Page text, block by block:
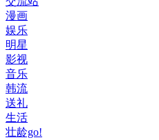
漫画
娱乐
明星
影视
音乐
韩流
送礼
生活
壮龄go!